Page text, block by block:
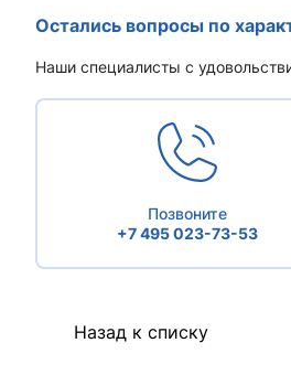
Остались вопросы по
Наши специалисты с
Позвоните
+7 495 023-73-53
Назад к списку